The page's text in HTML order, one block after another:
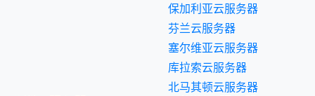
保加利亚云服务器
芬兰云服务器
塞尔维亚云服务器
库拉索云服务器
北马其顿云服务器